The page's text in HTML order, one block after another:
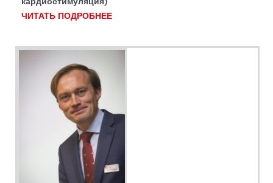
ЧИТАТЬ ПОДРОБНЕЕ